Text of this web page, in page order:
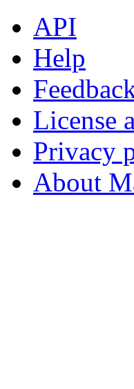
API
Help
License
Privacy
About